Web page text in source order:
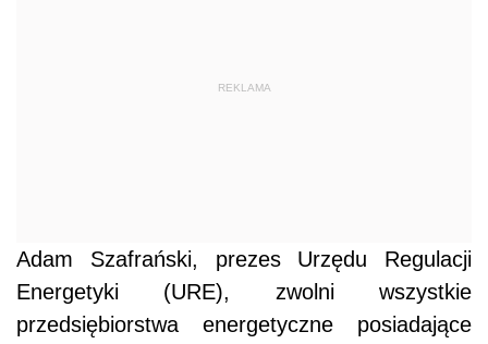
REKLAMA
Adam Szafrański, prezes Urzędu Regulacji
Energetyki (URE), zwolni wszystkie
przedsiębiorstwa energetyczne posiadające